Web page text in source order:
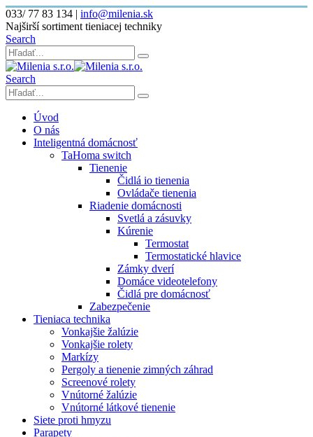
033/ 77 83 134 | info@milenia.sk
Najširší sortiment tieniacej techniky
Search
Search
Úvod
O nás
Inteligentná domácnosť
TaHoma switch
Tienenie
Čidlá io tienenia
Ovládače tienenia
Riadenie domácnosti
Svetlá a zásuvky
Kúrenie
Termostat
Termostatické hlavice
Zámky dverí
Domáce videotelefony
Čidlá pre domácnosť
Zabezpečenie
Tieniaca technika
Vonkajšie žalúzie
Vonkajšie rolety
Markízy
Pergoly a tienenie zimných záhrad
Screenové rolety
Vnútorné žalúzie
Vnútorné látkové tienenie
Siete proti hmyzu
Parapety